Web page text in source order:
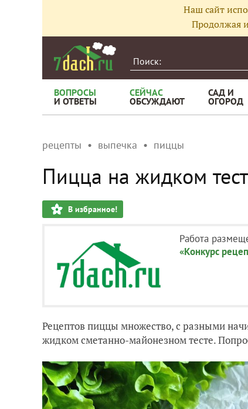
Наш сайт
Продолжая
ВОПРОСЫ
И ОТВЕТЫ
СЕЙЧАС
ОБСУЖДАЮТ
САД И
ОГОРОД
рецепты выпечка пиццы
Пицца на жидком
В избранное!
Работа
«Конкурс
Рецептов пиццы множество, с разными
жидком сметанно-майонезном тесте.